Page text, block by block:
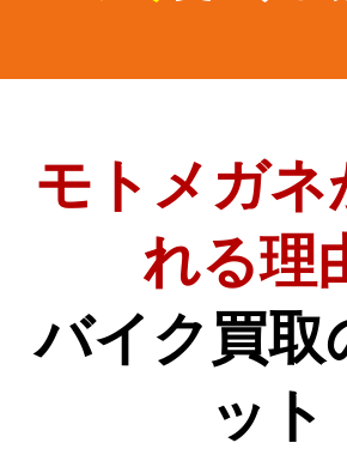
モトメガネ
れる理
バイク買取
ット